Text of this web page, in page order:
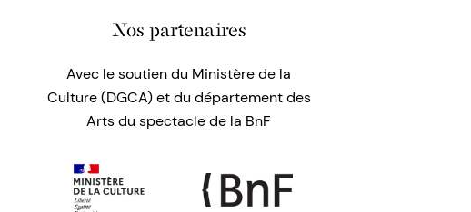
Nos partenaires
Avec le soutien du Ministère de la
Culture (DGCA) et du département des
Arts du spectacle de la BnF